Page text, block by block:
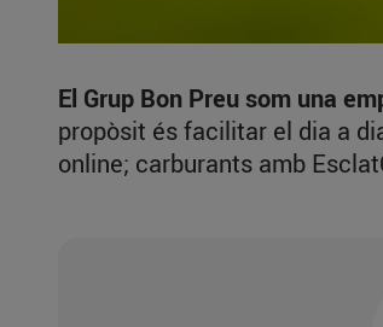
El Grup Bon Preu som una
propòsit és facilitar el dia a
online; carburants amb